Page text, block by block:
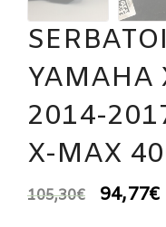
YAMAHA
2014-
X-MAX
105,30€ 94,77€